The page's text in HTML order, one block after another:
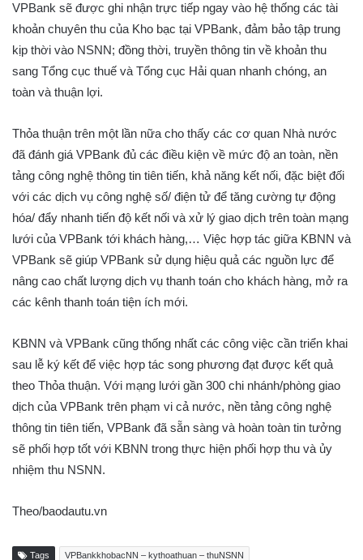
VPBank sẽ được ghi nhận trực tiếp ngay vào hệ thống các tài
khoản chuyên thu của Kho bạc tại VPBank, đảm bảo tập trung
kịp thời vào NSNN; đồng thời, truyền thông tin về khoản thu
sang Tổng cục thuế và Tổng cục Hải quan nhanh chóng, an
toàn và thuận lợi.
Thỏa thuận trên một lần nữa cho thấy các cơ quan Nhà nước
đã đánh giá VPBank đủ các điều kiện về mức độ an toàn, nền
tảng công nghệ thông tin tiên tiến, khả năng kết nối, đặc biệt đối
với các dịch vụ công nghệ số/ điện tử để tăng cường tự động
hóa/ đẩy nhanh tiến độ kết nối và xử lý giao dịch trên toàn mạng
lưới của VPBank tới khách hàng,… Việc hợp tác giữa KBNN và
VPBank sẽ giúp VPBank sử dụng hiệu quả các nguồn lực để
nâng cao chất lượng dịch vụ thanh toán cho khách hàng, mở ra
các kênh thanh toán tiện ích mới.
KBNN và VPBank cũng thống nhất các công việc cần triển khai
sau lễ ký kết để việc hợp tác song phương đạt được kết quả
theo Thỏa thuận. Với mạng lưới gần 300 chi nhánh/phòng giao
dịch của VPBank trên phạm vi cả nước, nền tảng công nghệ
thông tin tiên tiến, VPBank đã sẵn sàng và hoàn toàn tin tưởng
sẽ phối hợp tốt với KBNN trong thực hiện phối hợp thu và ủy
nhiệm thu NSNN.
Theo/baodautu.vn
Tags VPBankkhobacNN – kythoathuan – thuNSNN